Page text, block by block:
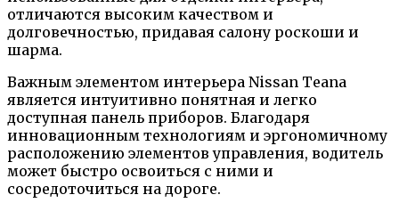
отличаются высоким качеством и
долговечностью, придавая салону роскоши и
шарма.
Важным элементом интерьера Nissan Teana
является интуитивно понятная и легко
доступная панель приборов. Благодаря
инновационным технологиям и эргономичному
расположению элементов управления, водитель
может быстро освоиться с ними и
сосредоточиться на дороге.